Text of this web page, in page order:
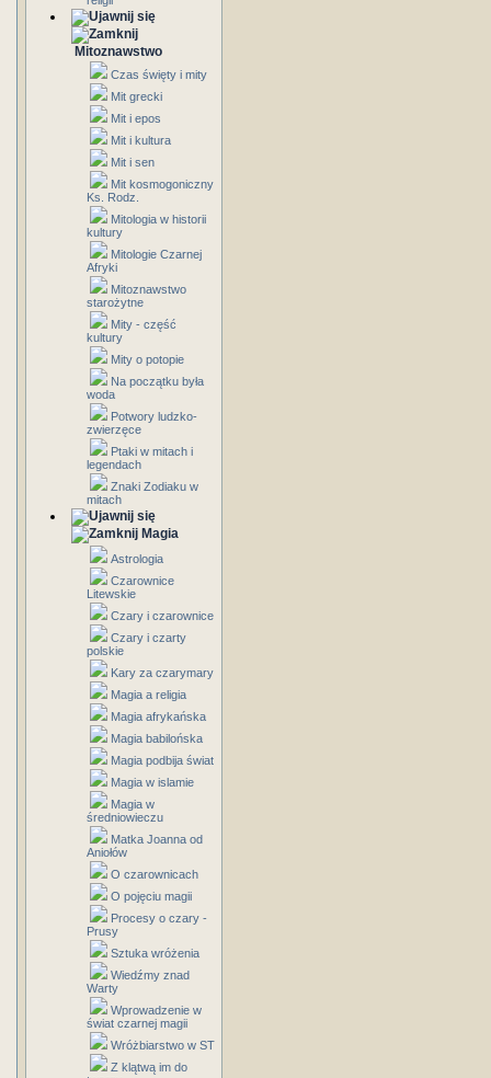
Mitoznawstwo
Czas święty i mity
Mit grecki
Mit i epos
Mit i kultura
Mit i sen
Mit kosmogoniczny
Ks. Rodz.
Mitologia w historii
kultury
Mitologie Czarnej
Afryki
Mitoznawstwo
starożytne
Mity - część
kultury
Mity o potopie
Na początku była
woda
Potwory ludzko-
zwierzęce
Ptaki w mitach i
legendach
Znaki Zodiaku w
mitach
Magia
Astrologia
Czarownice
Litewskie
Czary i czarownice
Czary i czarty
polskie
Kary za czarymary
Magia a religia
Magia afrykańska
Magia babilońska
Magia podbija świat
Magia w islamie
Magia w
średniowieczu
Matka Joanna od
Aniołów
O czarownicach
O pojęciu magii
Procesy o czary -
Prusy
Sztuka wróżenia
Wiedźmy znad
Warty
Wprowadzenie w
świat czarnej magii
Wróżbiarstwo w ST
Z klątwą im do